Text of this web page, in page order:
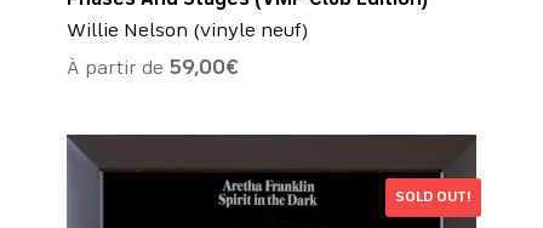
Willie Nelson (vinyle neuf)
À partir de 59,00€
SOLD OUT!